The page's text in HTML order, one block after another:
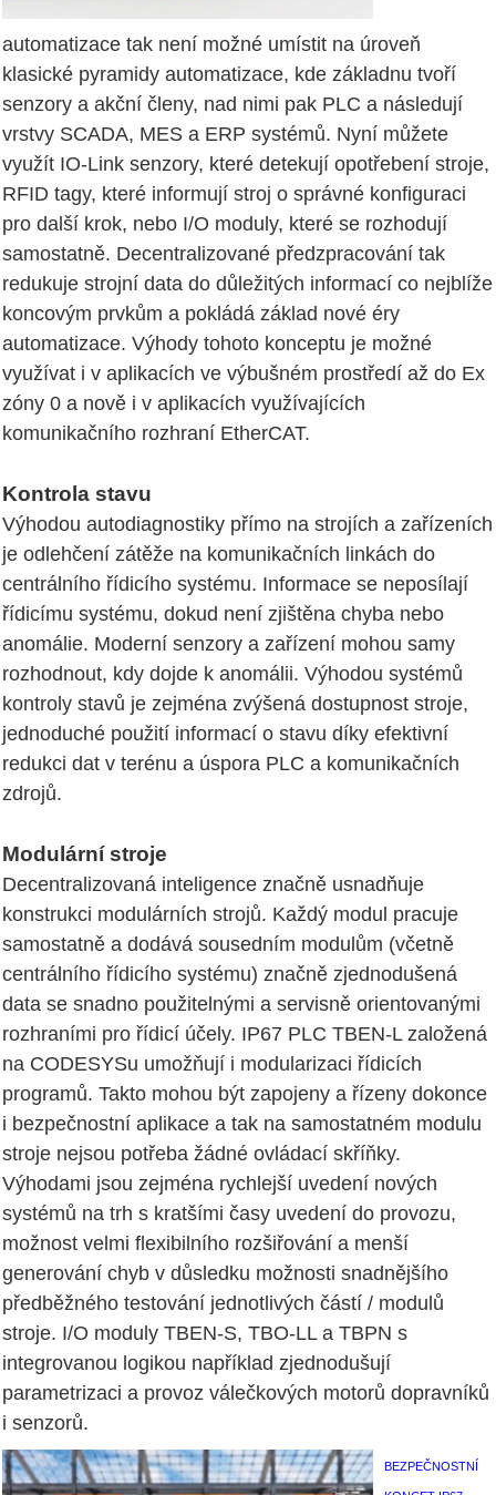
automatizace tak není možné umístit na úroveň
klasické pyramidy automatizace, kde základnu tvoří
senzory a akční členy, nad nimi pak PLC a následují
vrstvy SCADA, MES a ERP systémů. Nyní můžete
využít IO-Link senzory, které detekují opotřebení stroje,
RFID tagy, které informují stroj o správné konfiguraci
pro další krok, nebo I/O moduly, které se rozhodují
samostatně. Decentralizované předzpracování tak
redukuje strojní data do důležitých informací co nejblíže
koncovým prvkům a pokládá základ nové éry
automatizace. Výhody tohoto konceptu je možné
využívat i v aplikacích ve výbušném prostředí až do Ex
zóny 0 a nově i v aplikacích využívajících
komunikačního rozhraní EtherCAT.
Kontrola stavu
Výhodou autodiagnostiky přímo na strojích a zařízeních
je odlehčení zátěže na komunikačních linkách do
centrálního řídicího systému. Informace se neposílají
řídicímu systému, dokud není zjištěna chyba nebo
anomálie. Moderní senzory a zařízení mohou samy
rozhodnout, kdy dojde k anomálii. Výhodou systémů
kontroly stavů je zejména zvýšená dostupnost stroje,
jednoduché použití informací o stavu díky efektivní
redukci dat v terénu a úspora PLC a komunikačních
zdrojů.
Modulární stroje
Decentralizovaná inteligence značně usnadňuje
konstrukci modulárních strojů. Každý modul pracuje
samostatně a dodává sousedním modulům (včetně
centrálního řídicího systému) značně zjednodušená
data se snadno použitelnými a servisně orientovanými
rozhraními pro řídicí účely. IP67 PLC TBEN-L založená
na CODESYSu umožňují i modularizaci řídicích
programů. Takto mohou být zapojeny a řízeny dokonce
i bezpečnostní aplikace a tak na samostatném modulu
stroje nejsou potřeba žádné ovládací skříňky.
Výhodami jsou zejména rychlejší uvedení nových
systémů na trh s kratšími časy uvedení do provozu,
možnost velmi flexibilního rozšiřování a menší
generování chyb v důsledku možnosti snadnějšího
předběžného testování jednotlivých částí / modulů
stroje. I/O moduly TBEN-S, TBO-LL a TBPN s
integrovanou logikou například zjednodušují
parametrizaci a provoz válečkových motorů dopravníků
i senzorů.
BEZPEČNOSTNÍ